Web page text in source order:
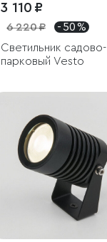
3 110 ₽
6 220 ₽
- 50 %
Светильник садово-
парковый Vesto